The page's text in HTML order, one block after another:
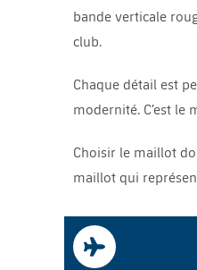
bande verticale
club.
Chaque détail est
modernité. C’est
Choisir le maillot
maillot qui